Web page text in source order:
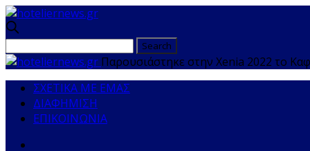
Παρουσιάστηκε στην Xenia 2022 το
ΣΧΕΤΙΚΑ ΜΕ ΕΜΑΣ
ΔΙΑΦΗΜΙΣΗ
ΕΠΙΚΟΙΝΩΝΙΑ